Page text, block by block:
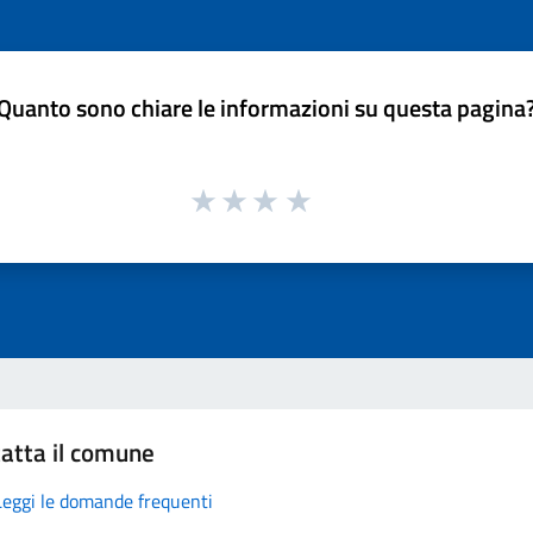
sono chiare le informazioni su questa
il comune
le domande frequenti